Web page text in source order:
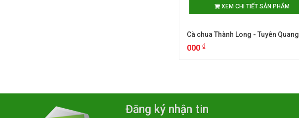
XEM CHI TIẾT SẢN PHẨM
Cà chua Thành Long - Tuyên Quang
000 ₫
Đăng ký nhận tin